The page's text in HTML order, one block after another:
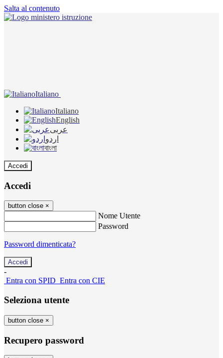
Salta al contenuto
Italiano
Italiano
English
عربى
اردو
বাংলা
Accedi
Accedi
button close ×
Nome Utente
Password
Password dimenticata?
-
Entra con SPID Entra con CIE
Seleziona utente
button close ×
Recupero password